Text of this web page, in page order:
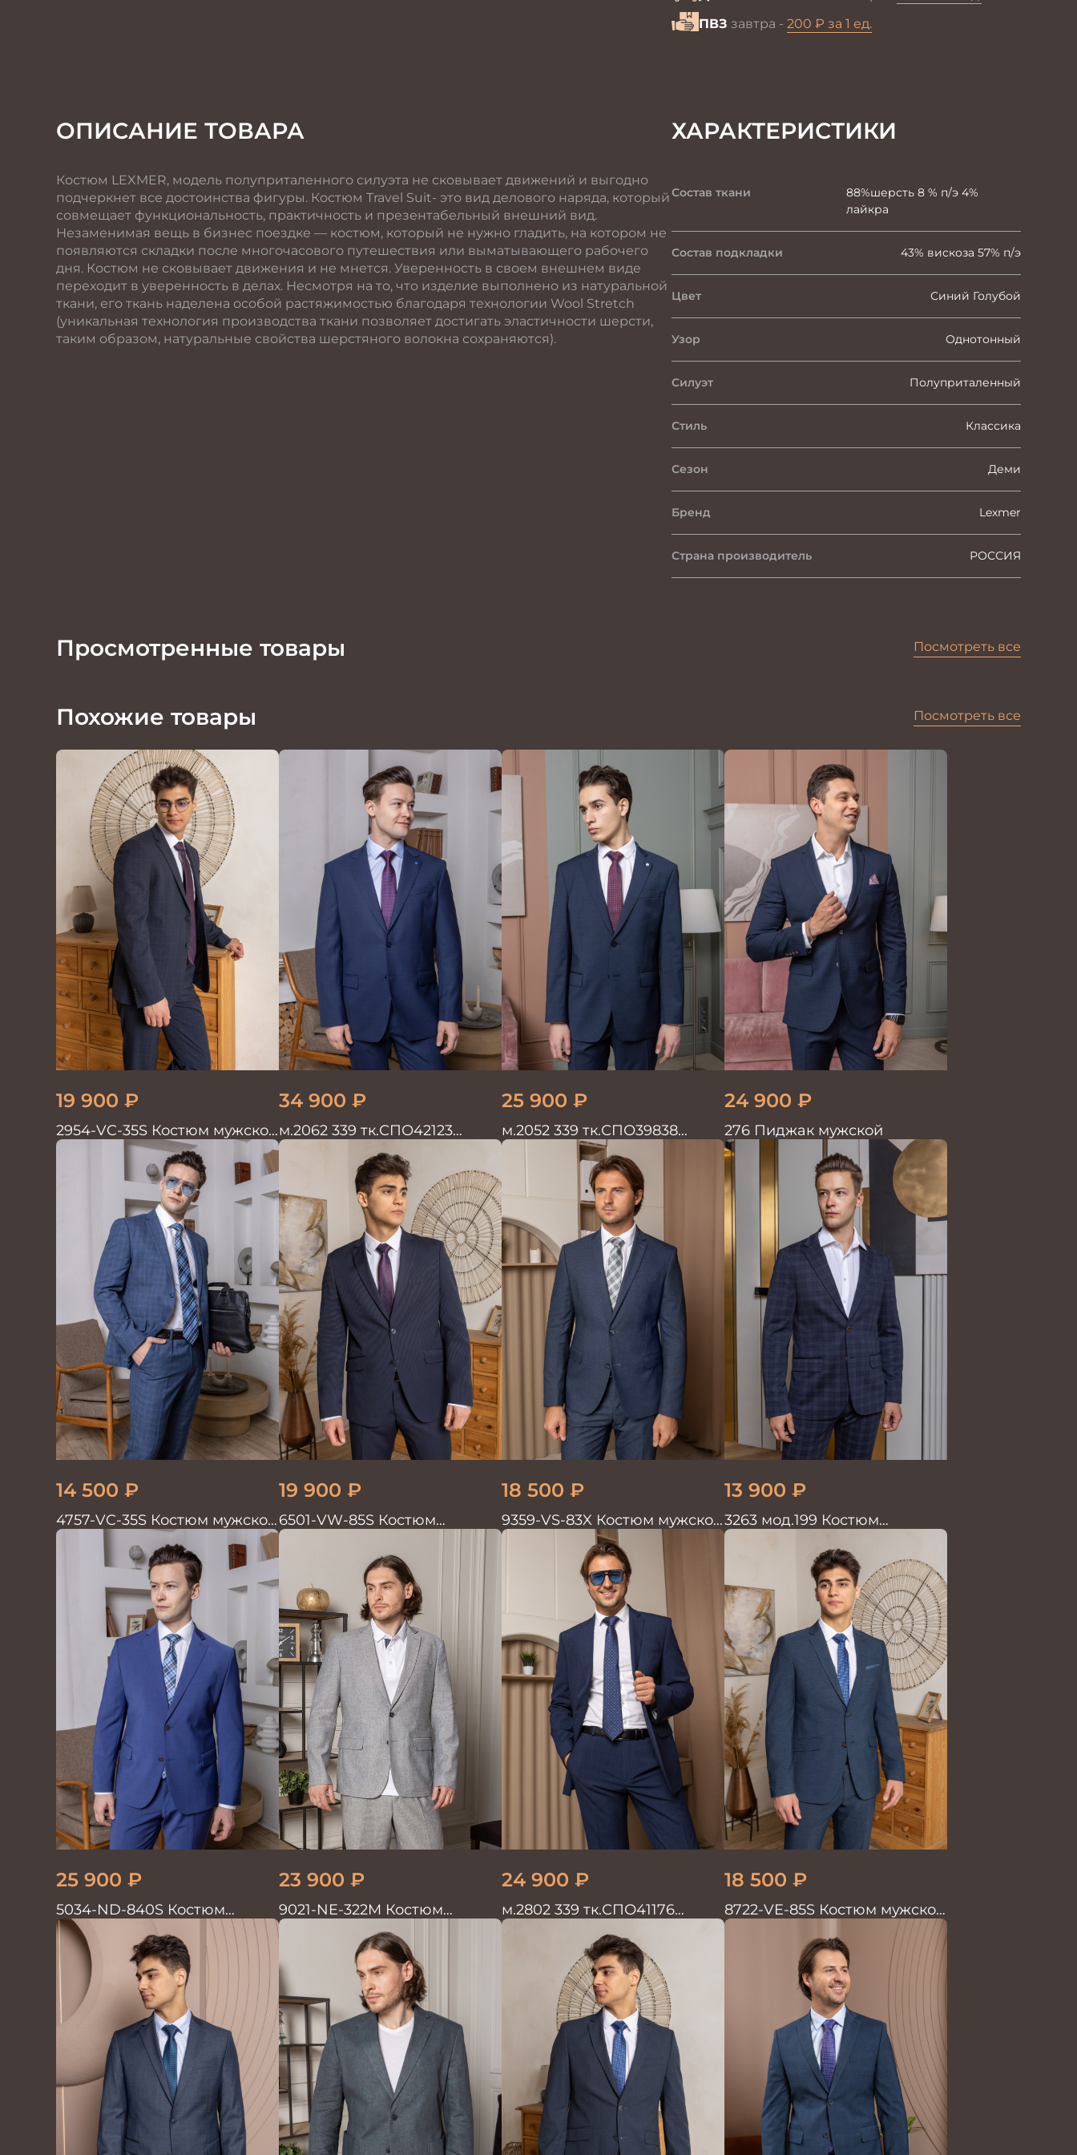
ПВЗ завтра - 200 ₽ за 1 ед.
ОПИСАНИЕ ТОВАРА
Костюм LEXMER, модель полуприталенного силуэта не сковывает движений и выгодно
подчеркнет все достоинства фигуры. Костюм Travel Suit- это вид делового наряда, который
совмещает функциональность, практичность и презентабельный внешний вид.
Незаменимая вещь в бизнес поездке — костюм, который не нужно гладить, на котором не
появляются складки после многочасового путешествия или выматывающего рабочего
дня. Костюм не сковывает движения и не мнется. Уверенность в своем внешнем виде
переходит в уверенность в делах. Несмотря на то, что изделие выполнено из натуральной
ткани, его ткань наделена особой растяжимостью благодаря технологии Wool Stretch
(уникальная технология производства ткани позволяет достигать эластичности шерсти,
таким образом, натуральные свойства шерстяного волокна сохраняются).
ХАРАКТЕРИСТИКИ
Состав ткани
88%шерсть 8 % п/э 4%
лайкра
Состав подкладки 43% вискоза 57% п/э
Цвет Синий Голубой
Узор Однотонный
Силуэт Полуприталенный
Стиль Классика
Сезон Деми
Бренд Lexmer
Страна производитель РОССИЯ
Просмотренные товары Посмотреть все
Похожие товары Посмотреть все
19 900 ₽
2954-VC-35S Костюм мужской
двойка
34 900 ₽
м.2062 339 тк.СПО42123
Костюм мужской однотон
красивый синий
25 900 ₽
м.2052 339 тк.СПО39838
Костюм мужской
24 900 ₽
276 Пиджак мужской
14 500 ₽
4757-VC-35S Костюм мужской
двойка
19 900 ₽
6501-VW-85S Костюм
мужской двойка
18 500 ₽
9359-VS-83X Костюм мужской
двойка
13 900 ₽
3263 мод.199 Костюм
мужской трикотажный т.син
25 900 ₽
5034-ND-840S Костюм
мужской двойка
23 900 ₽
9021-NE-322M Костюм
мужской двойка хлопок, лен
24 900 ₽
м.2802 339 тк.СПО41176
Костюм мужской
18 500 ₽
8722-VE-85S Костюм мужской
двойка